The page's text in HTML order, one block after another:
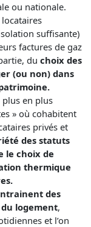
ou nationale.
locataires
suffisante)
factures de gaz
du choix des
(ou non) dans
plus en plus
» où cohabitent
privés et
des statuts
le choix de
thermique
des
du logement,
et l’on